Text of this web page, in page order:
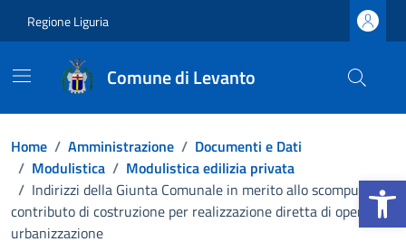
Apri la
Regione Liguria
Comune di Levanto
Home / Amministrazione / Documenti e Dati
/ Modulistica / Modulistica edilizia privata
/ Indirizzi della Giunta Comunale in merito allo scomputo del
contributo di costruzione per realizzazione diretta di opere di
urbanizzazione